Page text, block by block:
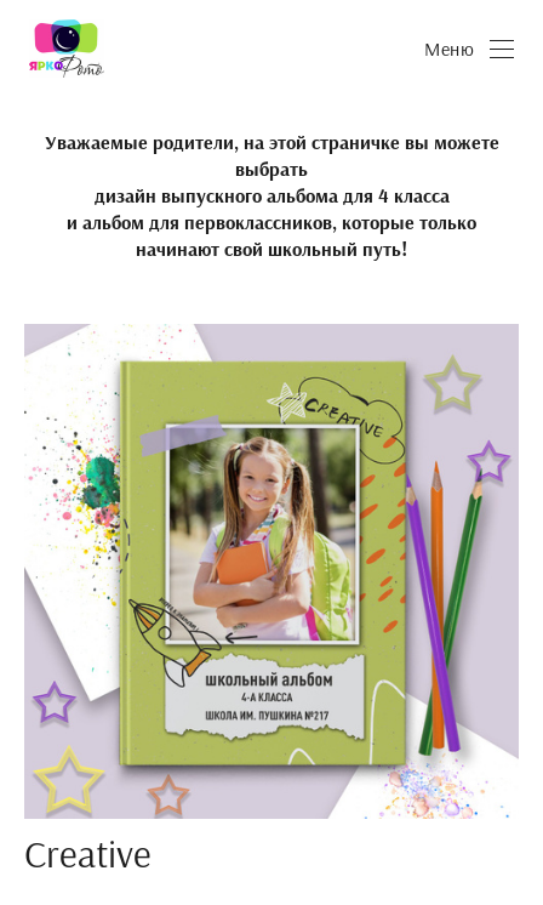
Меню
Уважаемые родители, на этой страничке вы можете
выбрать
дизайн выпускного альбома для 4 класса
и альбом для первоклассников, которые только
начинают свой школьный путь!
Creative